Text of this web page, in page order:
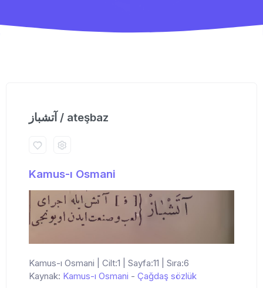
آتشباز / ateşbaz
Kamus-ı Osmani
Kamus-ı Osmani | Cilt:1 | Sayfa:11 | Sıra:6
Kaynak: Kamus-ı Osmani - Çağdaş sözlük